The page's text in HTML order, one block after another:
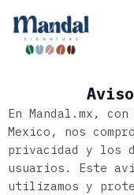
contenido
En Mandal.mx , con
Mexico, nos
privacidad y los
usuarios. Este
utilizamos y